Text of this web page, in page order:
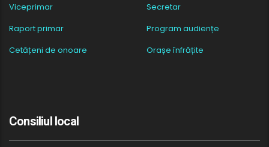
Viceprimar
Secretar
Raport primar
Program audiențe
Cetățeni de onoare
Orașe înfrățite
Consiliul local